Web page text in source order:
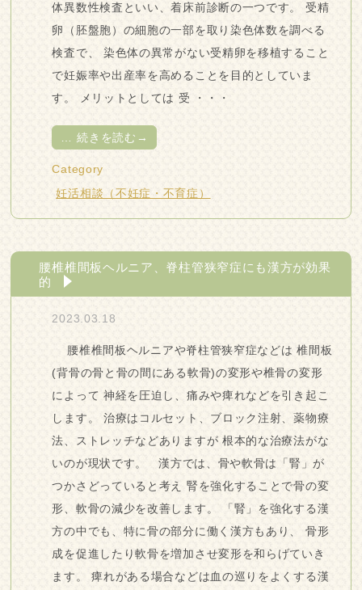
体異数性検査といい、着床前診断の一つです。 受精
卵（胚盤胞）の細胞の一部を取り染色体数を調べる
検査で、 染色体の異常がない受精卵を移植すること
で妊娠率や出産率を高めることを目的としていま
す。 メリットとしては 受 ・・・
… 続きを読む→
Category
妊活相談（不妊症・不育症）
腰椎椎間板ヘルニア、脊柱管狭窄症にも漢方が効果
的
2023.03.18
腰椎椎間板ヘルニアや脊柱管狭窄症などは 椎間板
(背骨の骨と骨の間にある軟骨)の変形や椎骨の変形
によって 神経を圧迫し、痛みや痺れなどを引き起こ
します。 治療はコルセット、ブロック注射、薬物療
法、ストレッチなどありますが 根本的な治療法がな
いのが現状です。 漢方では、骨や軟骨は「腎」が
つかさどっていると考え 腎を強化することで骨の変
形、軟骨の減少を改善します。 「腎」を強化する漢
方の中でも、特に骨の部分に働く漢方もあり、 骨形
成を促進したり軟骨を増加させ変形を和らげていき
ます。 痺れがある場合などは血の巡りをよくする漢